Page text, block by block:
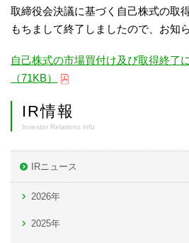
取締役会決議に基づく自己株式の取
もちまして終了しましたので、お知
自己株式の市場買付け及び取得終了
（71KB）
IR情報
Investor Relations info
IRニュース
2026年
2025年